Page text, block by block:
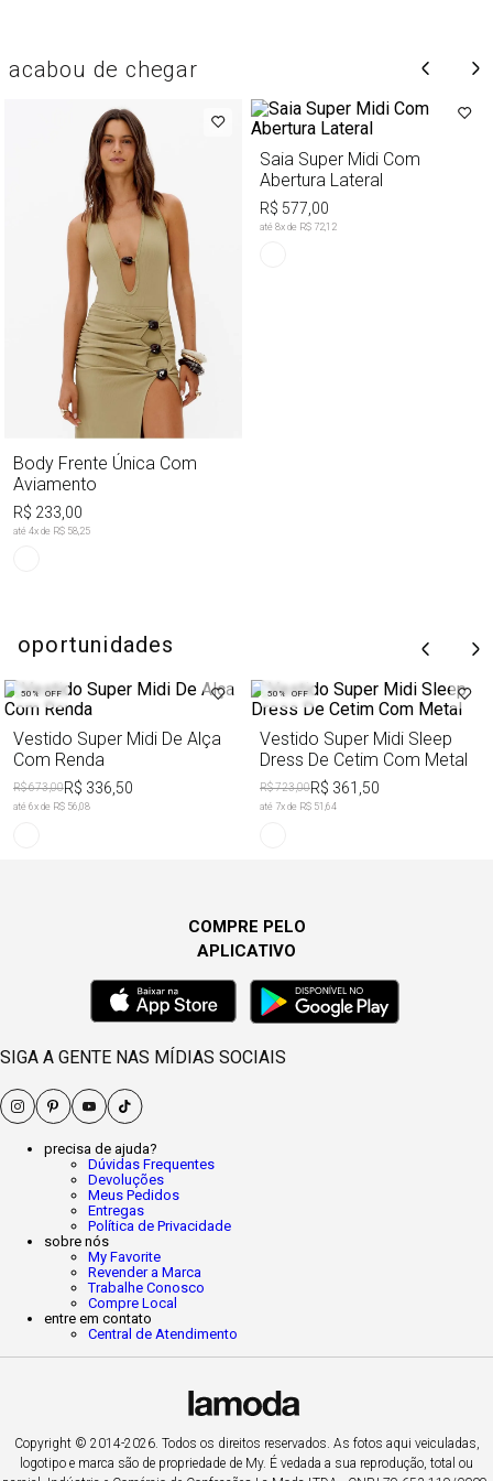
acabou de chegar
Body Frente Única Com
Aviamento
R$ 233,00
até 4x de R$ 58,25
Saia Super Midi Com
Abertura Lateral
R$ 577,00
até 8x de R$ 72,12
oportunidades
50% OFF
Vestido Super Midi De Alça
Com Renda
R$ 673,00R$ 336,50
até 6x de R$ 56,08
50% OFF
Vestido Super Midi Sleep
Dress De Cetim Com Metal
R$ 723,00R$ 361,50
até 7x de R$ 51,64
precisa de ajuda?
Dúvidas Frequentes
Devoluções
Meus Pedidos
Entregas
Política de Privacidade
sobre nós
My Favorite
Revender a Marca
Trabalhe Conosco
Compre Local
entre em contato
Central de Atendimento
COMPRE PELO
APLICATIVO
SIGA A GENTE NAS MÍDIAS SOCIAIS
Copyright © 2014-2026. Todos os direitos reservados. As fotos aqui veiculadas,
logotipo e marca são de propriedade de My. É vedada a sua reprodução, total ou